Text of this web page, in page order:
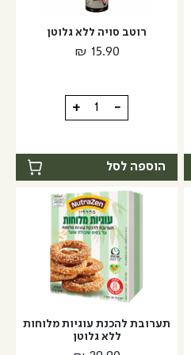
רוטב סויה ללא גלוטן
₪ 15.90
-
כמות
של
סויה
ללא
גלוטן
+
הוספה לסל
תערובת להכנת עוגיות מלוחות
ללא גלוטן